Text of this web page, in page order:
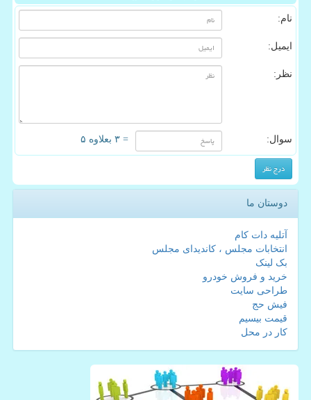
نام:
ایمیل:
نظر:
سوال: = ۳ بعلاوه ۵
دوستان ما
آتلیه دات کام
انتخابات مجلس ، کاندیدای مجلس
بک لینک
خرید و فروش خودرو
طراحی سایت
فیش حج
قیمت بیسیم
کار در محل